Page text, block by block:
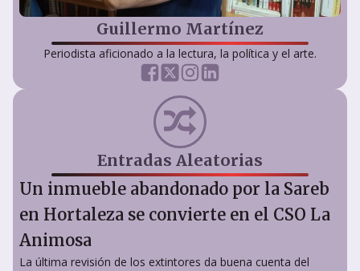
Guillermo Martínez
Periodista aficionado a la lectura, la política y el arte.
Entradas Aleatorias
Un inmueble abandonado por la Sareb
en Hortaleza se convierte en el CSO La
Animosa
La última revisión de los extintores da buena cuenta del